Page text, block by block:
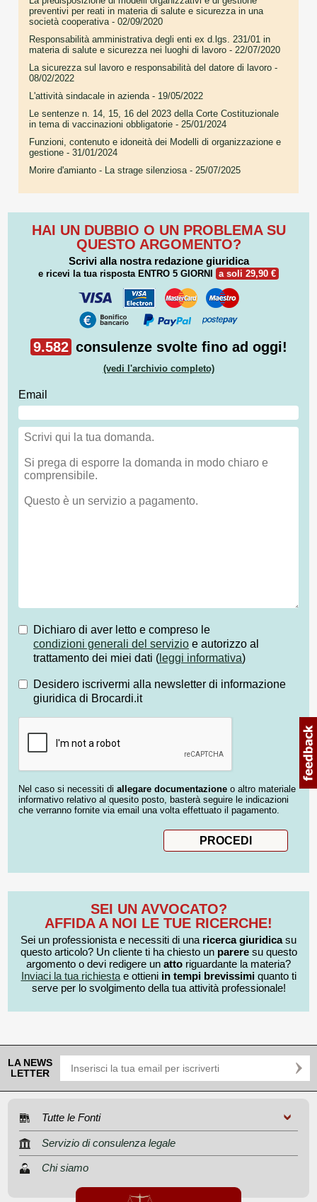
preventivi per reati in materia di salute e sicurezza in una
società cooperativa- 02/09/2020
Responsabilità amministrativa degli enti ex d.lgs. 231/01 in
materia di salute e sicurezza nei luoghi di lavoro - 22/07/2020
La sicurezza sul lavoro e responsabilità del datore di lavoro -
08/02/2022
L'attività sindacale in azienda- 19/05/2022
Le sentenze n. 14, 15, 16 del 2023 della Corte Costituzionale
in tema di vaccinazioni obbligatorie - 25/01/2024
Funzioni, contenuto e idoneità dei Modelli di organizzazione e
gestione - 31/01/2024
Morire d'amianto - La strage silenziosa- 25/07/2025
HAI UN DUBBIO O UN PROBLEMA SU
QUESTO ARGOMENTO?
Scrivi alla nostra redazione giuridica
e ricevi la tua risposta ENTRO 5 GIORNI a soli 29,90 €
9.582 consulenze svolte fino ad oggi!
(vedi l'archivio completo)
Email
Dichiaro di aver letto e compreso le
condizioni generali del servizio e autorizzo al
trattamento dei miei dati ( leggi informativa)
Desidero iscrivermi alla newsletter di informazione
giuridica di Brocardi.it
Nel caso si necessiti di allegare documentazione o altro materiale
informativo relativo al quesito posto, basterà seguire le indicazioni
che verranno fornite via email una volta effettuato il pagamento.
SEI UN AVVOCATO?
AFFIDA A NOI LE TUE RICERCHE!
Sei un professionista e necessiti di una ricerca giuridicasu
questo articolo? Un cliente ti ha chiesto un pareresu questo
argomento o devi redigere un atto riguardante la materia?
Inviaci la tua richiestae ottieni in tempi brevissimiquanto ti
serve per lo svolgimento della tua attività professionale!
LA NEWS
LETTER
Tutte le Fonti
Servizio di consulenza legale
Chi siamo